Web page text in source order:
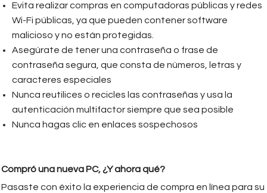
Evita realizar compras en computadoras públicas y redes
Wi-Fi públicas, ya que pueden contener software
malicioso y no están protegidas.
Asegúrate de tener una contraseña o frase de
contraseña segura, que consta de números, letras y
caracteres especiales
Nunca reutilices o recicles las contraseñas y usa la
autenticación multifactor siempre que sea posible
Nunca hagas clic en enlaces sospechosos
Compró una nueva PC, ¿Y ahora qué?
Pasaste con éxito la experiencia de compra en línea para su